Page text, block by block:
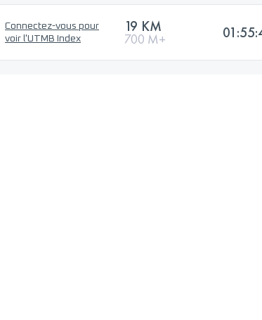
Connectez-vous pour
voir l'UTMB Index
19 KM
700 M+